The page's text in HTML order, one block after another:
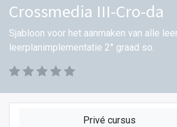
Crossmedia III-Cro-da
Sjabloon voor het aanmaken van alle
leerplanimplementatie 2° graad so.
Privé cursus